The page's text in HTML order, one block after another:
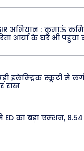
अभियान : कुमाऊं
आर्या के घर भी पहुंचा
इलेक्ट्रिक स्कूटी में
राख
ED का बड़ा एक्शन,